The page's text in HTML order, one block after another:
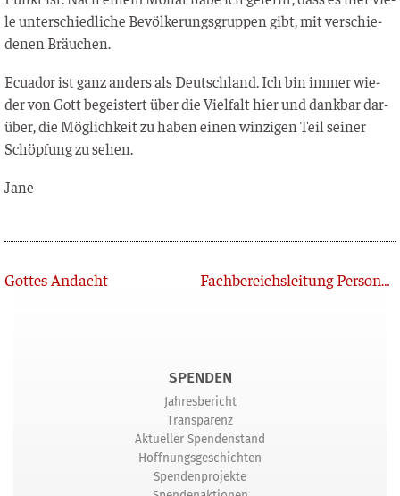
le unter­schied­li­che Bevöl­ke­rungs­grup­pen gibt, mit ver­schie­
de­nen Bräuchen.
Ecua­dor ist ganz anders als Deutsch­land. Ich bin immer wie­
der von Gott begeis­tert über die Viel­falt hier und dank­bar dar­
über, die Mög­lich­keit zu haben einen win­zi­gen Teil sei­ner
Schöp­fung zu sehen.
Jane
Zurück
Gottes Andacht Fachbereichsleitung Personal gesucht
SPENDEN
Jahresbericht
Transparenz
Aktueller Spendenstand
Hoffnungsgeschichten
Spendenprojekte